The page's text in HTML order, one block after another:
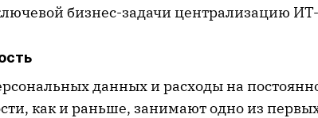
бизнес-задачи централизацию
данных и расходы на
как и раньше, занимают одно из